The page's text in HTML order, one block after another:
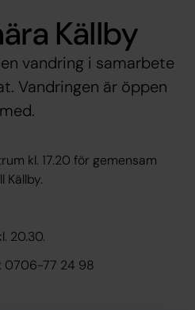
Källby
vandring i samarbete
Vandringen är öppen
kl. 17.20 för gemensam
Källby.
20.30.
0706-77 24 98